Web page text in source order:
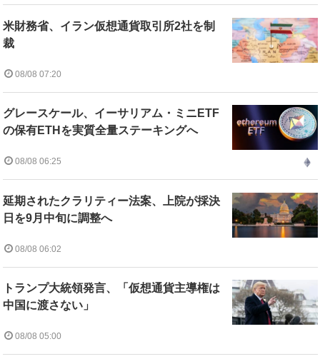
米財務省、イラン仮想通貨取引所2社を制
裁
08/08 07:20
グレースケール、イーサリアム・ミニETF
の保有ETHを実質全量ステーキングへ
08/08 06:25
延期されたクラリティー法案、上院が採決
日を9月中旬に調整へ
08/08 06:02
トランプ大統領発言、「仮想通貨主導権は
中国に渡さない」
08/08 05:00